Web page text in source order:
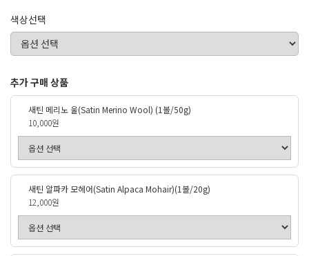
색상선택
추가 구매 상품
새틴 메리노 울(Satin Merino Wool) (1볼/50g)
10,000원
새틴 알파카 모헤어(Satin Alpaca Mohair)(1볼/20g)
12,000원